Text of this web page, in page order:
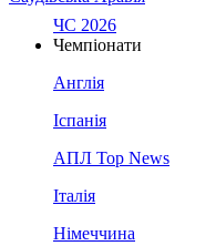
ЧС 2026
Чемпіонати
Англія
Іспанія
АПЛ Top News
Італія
Німеччина